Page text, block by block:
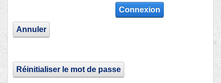
Connexion
Annuler
Réinitialiser le mot de passe